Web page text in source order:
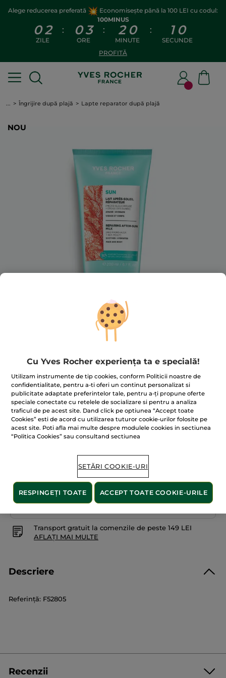
Alege reducerea preferată
Economisește până la 100 LEI cu codul:
100MINUS
0 2
ZILE
: 03
ORE
: 2 0
MINUTE
: 0 9
SECUNDE
PROFITĂ
... Îngrijire după plajă Lapte reparator după plajă
NOU
Lapte reparator după plajă
★★★★★
★★★★★
Nicio
valoare
de
evaluare
pentru
ADĂUGAȚI O RECENZIE
STOC EPUIZAT
Plată securizată
Transport gratuit la comenzile de peste 149 LEI
AFLAȚI MAI MULTE
Descriere
Referință: F52805
Recenzii
Cu Yves Rocher experiența ta e specială!
Utilizam instrumente de tip cookies, conform Politicii noastre de
confidentialitate, pentru a-ti oferi un continut personalizat si
publicitate adaptate preferintelor tale, pentru a-ți propune oferte
speciale conectate cu retelele de socializare si pentru a analiza
traficul de pe acest site. Dand click pe optiunea “Accept toate
Cookies” esti de acord cu utilizarea tuturor cookie-urilor folosite pe
acest site. Poti afla mai multe despre modulele cookies in sectiunea
“Politica Cookies” sau consultand sectiunea
SETĂRI COOKIE-URI
RESPINGEȚI TOATE ACCEPT TOATE COOKIE-URILE